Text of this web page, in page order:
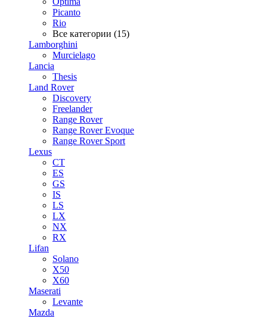
Picanto
Rio
Все категории (15)
Lamborghini
Murcielago
Lancia
Thesis
Land Rover
Discovery
Freelander
Range Rover
Range Rover Evoque
Range Rover Sport
Lexus
CT
ES
GS
IS
LS
LX
NX
RX
Lifan
Solano
X50
X60
Maserati
Levante
Mazda